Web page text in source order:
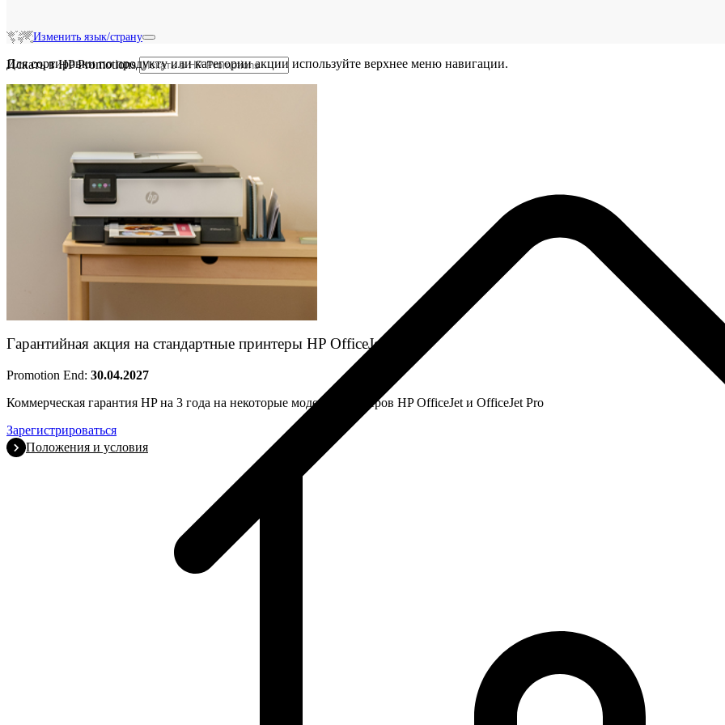
Изменить язык/страну
Искать в HP Promotions
Для сортировки по продукту или категории акции используйте верхнее меню навигации.
Гарантийная акция на стандартные принтеры HP OfficeJet
Promotion End: 30.04.2027
Коммерческая гарантия HP на 3 года на некоторые модели принтеров HP OfficeJet и OfficeJet Pro
Зарегистрироваться
Положения и условия